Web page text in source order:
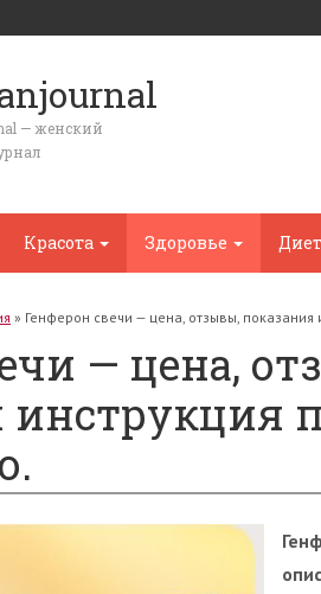
— женский
Красота Здоровье
» Генферон свечи — цена, отзывы,
— цена,
инструкция